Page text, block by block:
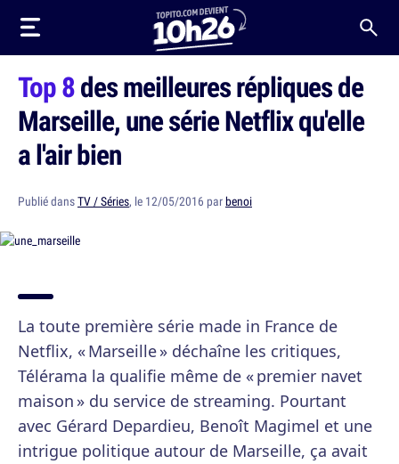
Top 8des meilleures répliques de
Marseille, une série Netflix qu'elle
a l'air bien
Publié dansTV / Séries, le 12/05/2016 parbenoi
La toute première série made in France de
Netflix, « Marseille » déchaîne les critiques,
Télérama la qualifie même de « premier navet
maison » du service de streaming. Pourtant
avec Gérard Depardieu, Benoît Magimel et une
intrigue politique autour de Marseille, ça avait